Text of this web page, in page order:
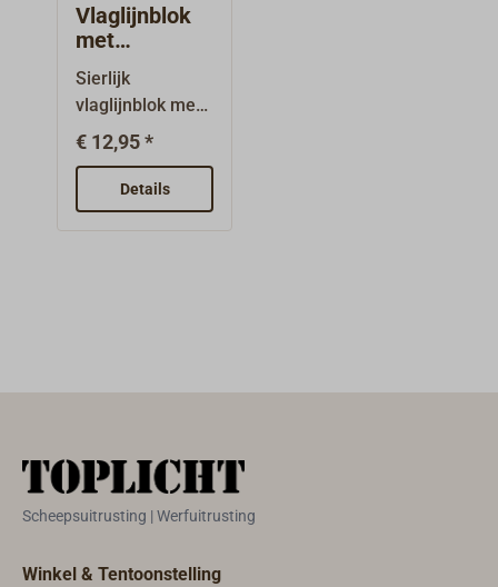
Vlaglijnblok
met
sleutelring
Sierlijk
vlaglijnblok met
sleutelring.
Blokbehuizing en
schijf van
messing. Oog
€ 12,95 *
Details
Scheepsuitrusting | Werfuitrusting
Winkel & Tentoonstelling